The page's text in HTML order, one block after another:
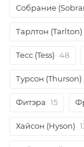
Собрание
Тарлтон (Tarlton)
Тесс (Tess) 48
Турсон (Thurson)
Фитэра 15
Хайсон (Hyson)